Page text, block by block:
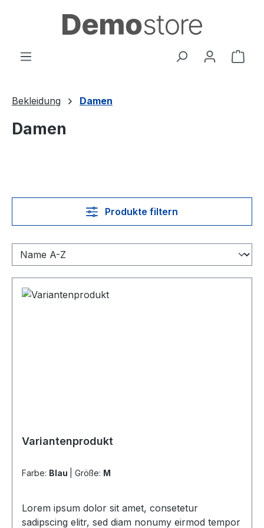
Zum Hauptinhalt springen
Bekleidung Damen
Damen
Produkte filtern
Variantenprodukt
Farbe: Blau Größe: M
Lorem ipsum dolor sit amet, consetetur
sadipscing elitr, sed diam nonumy eirmod tempor